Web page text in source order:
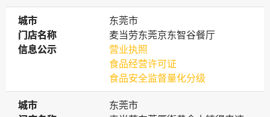
城市
城市
东莞市
门店名称
门店名称
麦当劳东莞京东智谷餐厅
信息公示
信息公示
营业执照
食品经营许可证
食品安全监督量化分级
城市
城市
东莞市